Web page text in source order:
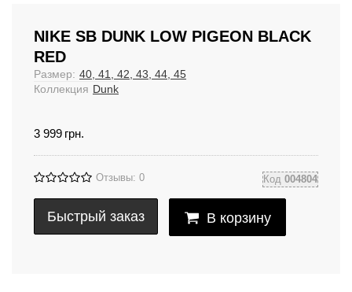
NIKE SB DUNK LOW PIGEON BLACK
RED
Размер: 40, 41, 42, 43, 44, 45
Коллекция Dunk
3 999 грн.
Отзывы: 0 Код 004804
Быстрый заказ В корзину